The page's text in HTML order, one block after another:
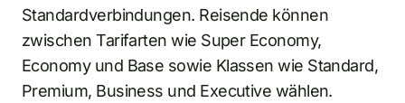
Standardverbindungen. Reisende können
zwischen Tarifarten wie Super Economy,
Economy und Base sowie Klassen wie Standard,
Premium, Business und Executive wählen.